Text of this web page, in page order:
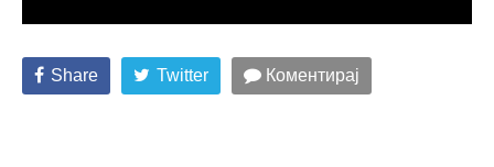
Share Twitter Коментирај